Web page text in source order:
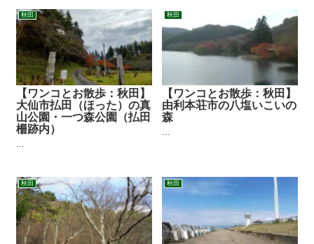
秋田
【ワンコとお散歩：秋田】
大仙市払田（ほった）の真
山公園・一つ森公園（払田
柵跡内）
秋田
【ワンコとお散歩：秋田】
由利本荘市の八塩いこいの
森
秋田 秋田